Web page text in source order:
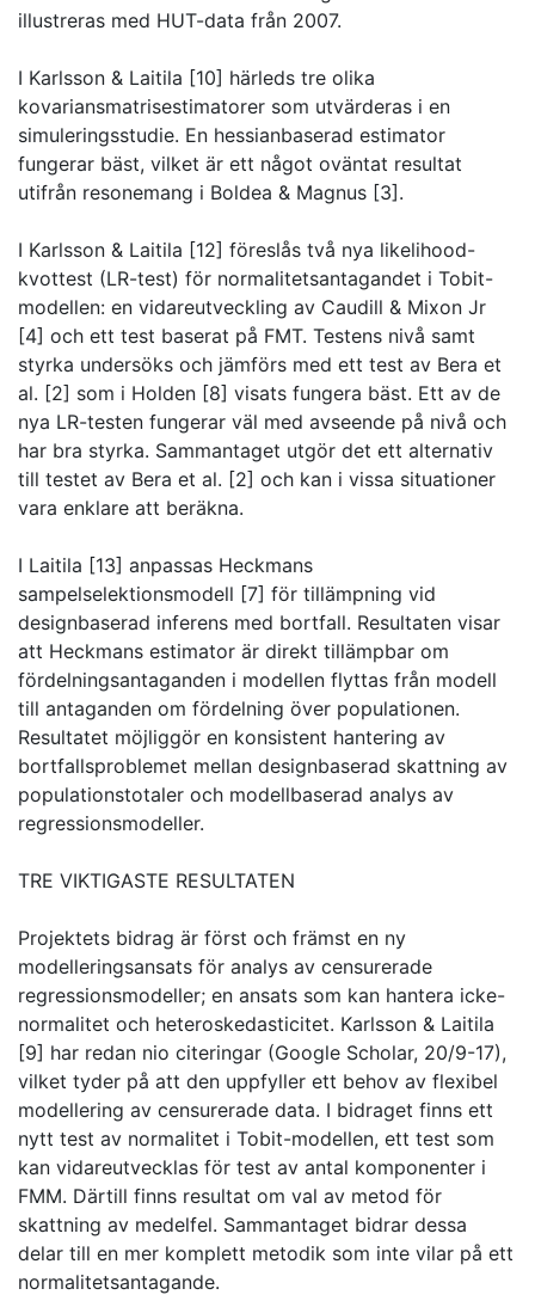
illustreras med HUT-data från 2007.
I Karlsson & Laitila [10] härleds tre olika
kovariansmatrisestimatorer som utvärderas i en
simuleringsstudie. En hessianbaserad estimator
fungerar bäst, vilket är ett något oväntat resultat
utifrån resonemang i Boldea & Magnus [3].
I Karlsson & Laitila [12] föreslås två nya likelihood-
kvottest (LR-test) för normalitetsantagandet i Tobit-
modellen: en vidareutveckling av Caudill & Mixon Jr
[4] och ett test baserat på FMT. Testens nivå samt
styrka undersöks och jämförs med ett test av Bera et
al. [2] som i Holden [8] visats fungera bäst. Ett av de
nya LR-testen fungerar väl med avseende på nivå och
har bra styrka. Sammantaget utgör det ett alternativ
till testet av Bera et al. [2] och kan i vissa situationer
vara enklare att beräkna.
I Laitila [13] anpassas Heckmans
sampelselektionsmodell [7] för tillämpning vid
designbaserad inferens med bortfall. Resultaten visar
att Heckmans estimator är direkt tillämpbar om
fördelningsantaganden i modellen flyttas från modell
till antaganden om fördelning över populationen.
Resultatet möjliggör en konsistent hantering av
bortfallsproblemet mellan designbaserad skattning av
populationstotaler och modellbaserad analys av
regressionsmodeller.
TRE VIKTIGASTE RESULTATEN
Projektets bidrag är först och främst en ny
modelleringsansats för analys av censurerade
regressionsmodeller; en ansats som kan hantera icke-
normalitet och heteroskedasticitet. Karlsson & Laitila
[9] har redan nio citeringar (Google Scholar, 20/9-17),
vilket tyder på att den uppfyller ett behov av flexibel
modellering av censurerade data. I bidraget finns ett
nytt test av normalitet i Tobit-modellen, ett test som
kan vidareutvecklas för test av antal komponenter i
FMM. Därtill finns resultat om val av metod för
skattning av medelfel. Sammantaget bidrar dessa
delar till en mer komplett metodik som inte vilar på ett
normalitetsantagande.